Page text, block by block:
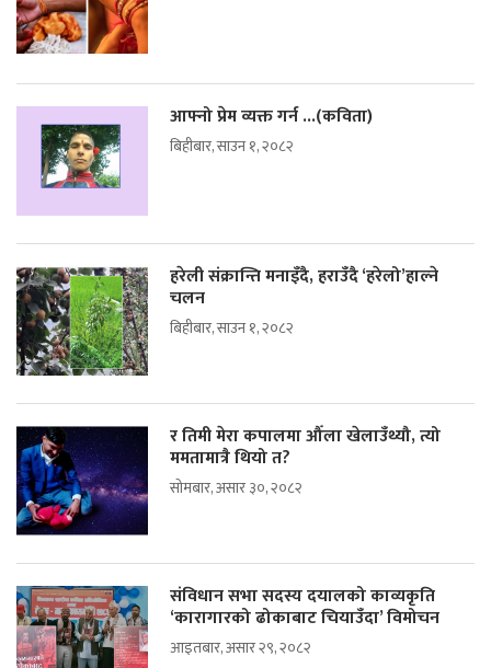
आफ्नो प्रेम व्यक्त गर्न ...(कविता)
बिहीबार, साउन १, २०८२
हरेली संक्रान्ति मनाइँदै, हराउँदै ‘हरेलो’हाल्ने
चलन
बिहीबार, साउन १, २०८२
र तिमी मेरा कपालमा औँला खेलाउँथ्यौ, त्यो
ममतामात्रै थियो त?
सोमबार, असार ३०, २०८२
संविधान सभा सदस्य दयालको काव्यकृति
‘कारागारको ढोकाबाट चियाउँदा’ विमोचन
आइतबार, असार २९, २०८२